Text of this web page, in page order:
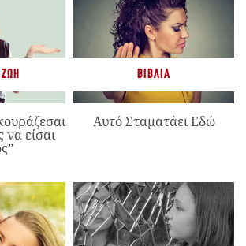
είσαι
ΒΙΒΛΊΑ
Αυτό Σταματάει Εδώ